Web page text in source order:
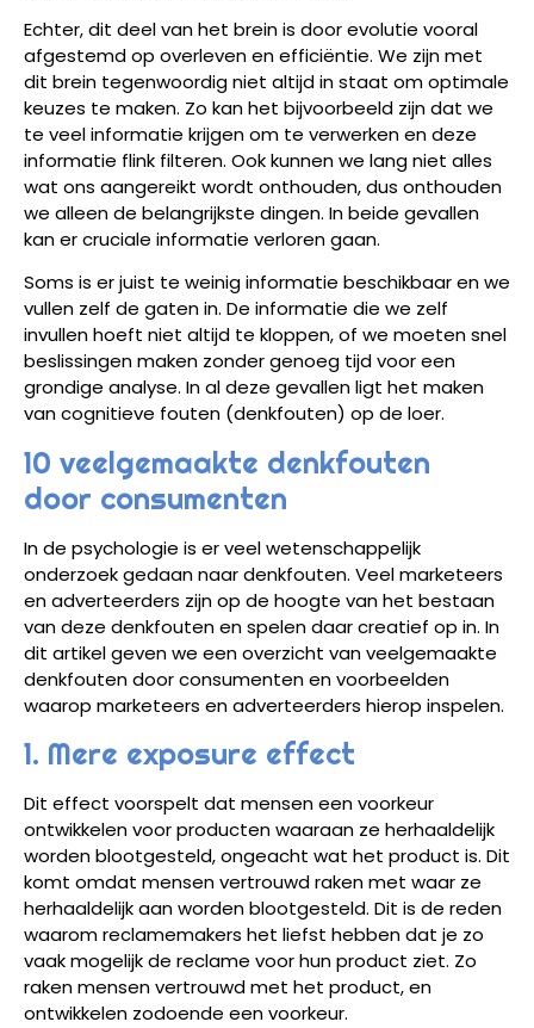
Echter, dit deel van het brein is door evolutie vooral
afgestemd op overleven en efficiëntie. We zijn met
dit brein tegenwoordig niet altijd in staat om optimale
keuzes te maken. Zo kan het bijvoorbeeld zijn dat we
te veel informatie krijgen om te verwerken en deze
informatie flink filteren. Ook kunnen we lang niet alles
wat ons aangereikt wordt onthouden, dus onthouden
we alleen de belangrijkste dingen. In beide gevallen
kan er cruciale informatie verloren gaan.
Soms is er juist te weinig informatie beschikbaar en we
vullen zelf de gaten in. De informatie die we zelf
invullen hoeft niet altijd te kloppen, of we moeten snel
beslissingen maken zonder genoeg tijd voor een
grondige analyse. In al deze gevallen ligt het maken
van cognitieve fouten (denkfouten) op de loer.
10 veelgemaakte denkfouten
door consumenten
In de psychologie is er veel wetenschappelijk
onderzoek gedaan naar denkfouten. Veel marketeers
en adverteerders zijn op de hoogte van het bestaan
van deze denkfouten en spelen daar creatief op in. In
dit artikel geven we een overzicht van veelgemaakte
denkfouten door consumenten en voorbeelden
waarop marketeers en adverteerders hierop inspelen.
1. Mere exposure effect
Dit effect voorspelt dat mensen een voorkeur
ontwikkelen voor producten waaraan ze herhaaldelijk
worden blootgesteld, ongeacht wat het product is. Dit
komt omdat mensen vertrouwd raken met waar ze
herhaaldelijk aan worden blootgesteld. Dit is de reden
waarom reclamemakers het liefst hebben dat je zo
vaak mogelijk de reclame voor hun product ziet. Zo
raken mensen vertrouwd met het product, en
ontwikkelen zodoende een voorkeur.